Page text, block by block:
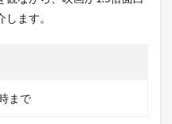
ます。
まで